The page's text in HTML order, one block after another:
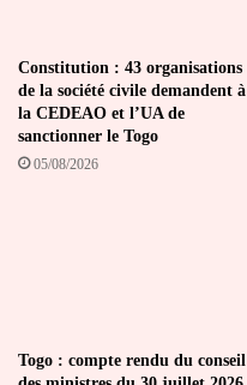
Constitution : 43 organisations
de la société civile demandent à
la CEDEAO et l’UA de
sanctionner le Togo
05/08/2026
Togo : compte rendu du conseil